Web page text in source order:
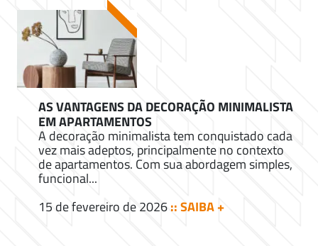
AS VANTAGENS DA DECORAÇÃO MINIMALISTA
EM APARTAMENTOS
A decoração minimalista tem conquistado cada
vez mais adeptos, principalmente no contexto
de apartamentos. Com sua abordagem simples,
funcional...
15 de fevereiro de 2026:: SAIBA +